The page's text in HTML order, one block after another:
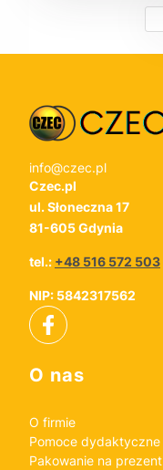
info@czec.pl
Czec.pl
ul. Słoneczna 17
81-605 Gdynia
tel.: +48 516 572 503
NIP: 5842317562
Linki w stopce
O nas
O firmie
Pomoce dydaktyczne
Pakowanie na prezent